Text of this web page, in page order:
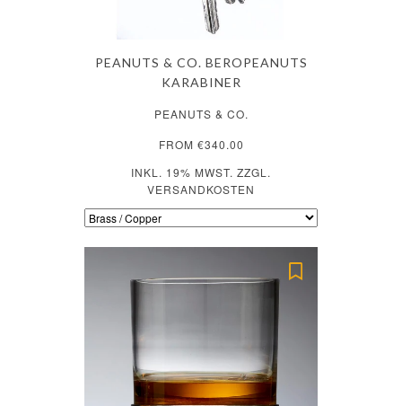
PEANUTS & CO. BEROPEANUTS
KARABINER
PEANUTS & CO.
FROM €340.00
INKL. 19% MWST. ZZGL.
VERSANDKOSTEN